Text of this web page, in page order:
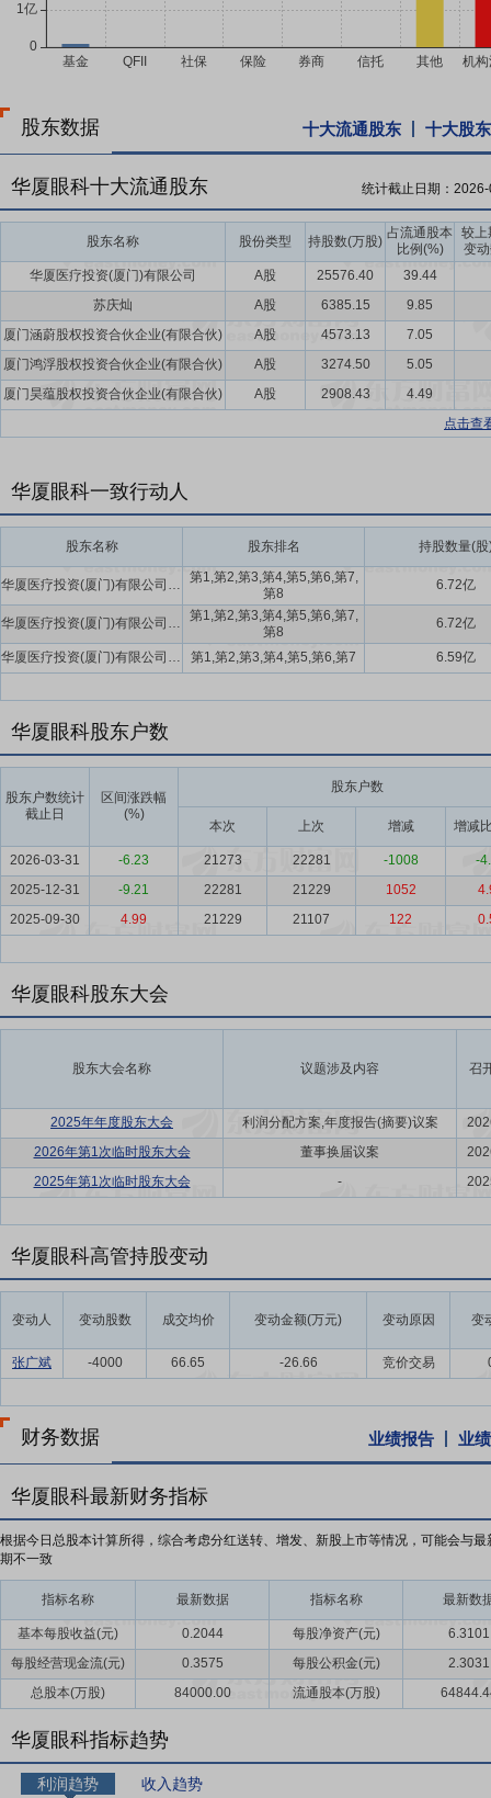
股东数据 十大流通股东 十大股东
华厦眼科十大流通股东 统计截止日期：
股东名称 股份类型 持股数(万股)
占流通股本
比例(%)
较上
变
华厦医疗投资(厦门)有限公司
A股 25576.40
39.44
苏庆灿
A股 6385.15
9.85
厦门涵蔚股权投资合伙企业(有限合伙)
A股 4573.13
7.05
厦门鸿浮股权投资合伙企业(有限合伙)
A股 3274.50
5.05
厦门昊蕴股权投资合伙企业(有限合伙)
A股 2908.43
4.49
点击查
华厦眼科一致行动人
股东名称 股东排名 持股数量(股
华厦医疗投资(厦门)有限公司,苏庆灿,厦门涵蔚股权投资合伙企业(有限合伙),厦门鸿浮股权投资合伙企业(有限合伙),厦门昊蕴股权投资合伙企业(有限合伙),厦门禄凯股权投资合伙企业(有限合伙),厦门博凯股权投资合伙企业(有限合伙),厦门颂胜股权投资合伙企业(有限合伙)
第1,第2,第3,第4,第5,第6,第7,
第8
6.72亿
华厦医疗投资(厦门)有限公司,苏庆灿,厦门涵蔚股权投资合伙企业(有限合伙),厦门鸿浮股权投资合伙企业(有限合伙),厦门昊蕴股权投资合伙企业(有限合伙),厦门禄凯股权投资合伙企业(有限合伙),厦门博凯股权投资合伙企业(有限合伙),厦门颂胜股权投资合伙企业(有限合伙)
第1,第2,第3,第4,第5,第6,第7,
第8
6.72亿
华厦医疗投资(厦门)有限公司,苏庆灿,厦门涵蔚股权投资合伙企业(有限合伙),厦门鸿浮股权投资合伙企业(有限合伙),厦门昊蕴股权投资合伙企业(有限合伙),厦门禄凯股权投资合伙企业(有限合伙),厦门博凯股权投资合伙企业(有限合伙) 第1,第2,第3,第4,第5,第6,第7 6.59亿
华厦眼科股东户数
股东户数统计
截止日
区间涨跌幅
(%)
股东户数
本次 上次 增减 增减
2026-03-31 -6.23 21273 22281 -1008
-
2025-12-31
-9.21 22281 21229 1052
2025-09-30
4.99 21229 21107 122
华厦眼科股东大会
股东大会名称 议题涉及内容 召
2025年年度股东大会 利润分配方案,年度报告(摘要)议案
2026年第1次临时股东大会
董事换届议案
2025年第1次临时股东大会
-
华厦眼科高管持股变动
变动人 变动股数 成交均价 变动金额(万元) 变动原因 变
张广斌 -4000 66.65 -26.66 竞价交易
财务数据 业绩报告 业
华厦眼科最新财务指标
根据今日总股本计算所得，综合考虑分红送转、增发、新股上市等情况，可能会与最
期不一致
指标名称 最新数据 指标名称 最新数
基本每股收益(元) 0.2044 每股净资产(元)
6.3101
每股经营现金流(元)
0.3575 每股公积金(元)
2.3031
总股本(万股)
84000.00 流通股本(万股)
华厦眼科指标趋势
利润趋势 收入趋势